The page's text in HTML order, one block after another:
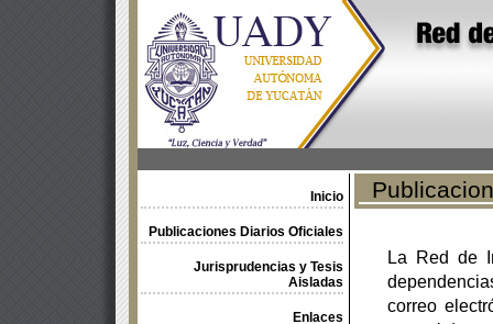
Inicio
Publicaciones Diarios Oficiales
Jurisprudencias y Tesis
Aisladas
Enlaces
La Red de
correo